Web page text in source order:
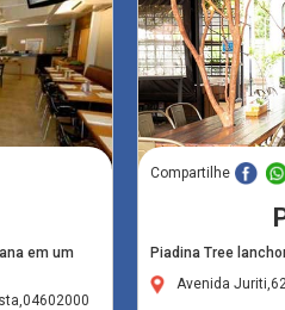
em um
Compartilhe
Piadina Tree
Avenida